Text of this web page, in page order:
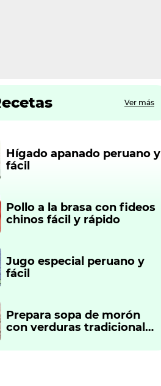
Ver más
Hígado apanado peruano y
fácil
Pollo a la brasa con fideos
chinos fácil y rápido
Jugo especial peruano y
fácil
Prepara sopa de morón
con verduras tradicional